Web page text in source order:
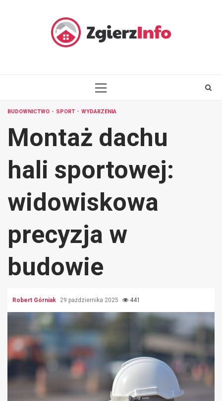
PRIMARY
BUDOWNICTWO SPORT WYDARZENIA
Montaż dachu
hali sportowej:
widowiskowa
precyzja w
budowie
Robert Górniak 29 października 2025 441